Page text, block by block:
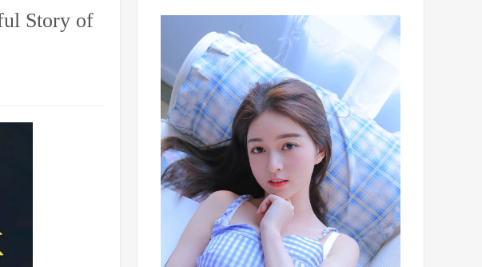
Story of